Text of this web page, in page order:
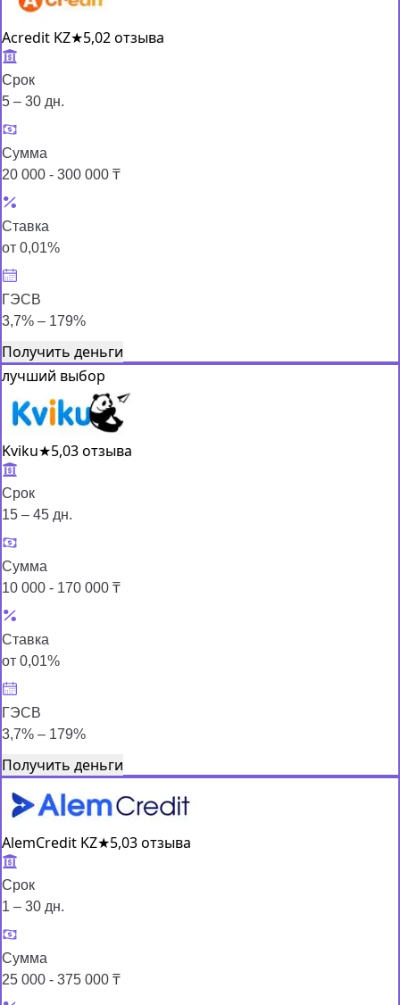
Acredit KZ★5,02 отзыва
Срок
5 – 30 дн.
Сумма
20 000 - 300 000 ₸
Ставка
от 0,01%
ГЭСВ
3,7% – 179%
Получить деньги
лучший выбор
Kviku★5,03 отзыва
Срок
15 – 45 дн.
Сумма
10 000 - 170 000 ₸
Ставка
от 0,01%
ГЭСВ
3,7% – 179%
Получить деньги
AlemCredit KZ★5,03 отзыва
Срок
1 – 30 дн.
Сумма
25 000 - 375 000 ₸